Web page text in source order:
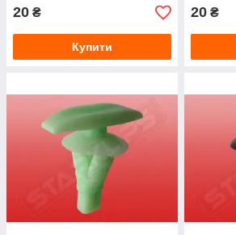
20 ₴
Купити
20 ₴